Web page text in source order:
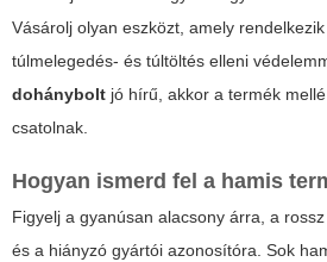
Vásárolj olyan eszközt, amely rendelkezik
túlmelegedés- és túltöltés elleni
dohánybolt jó hírű, akkor a termék
csatolnak.
Hogyan ismerd fel a hamis
Figyelj a gyanúsan alacsony árra, a
és a hiányzó gyártói azonosítóra. Sok